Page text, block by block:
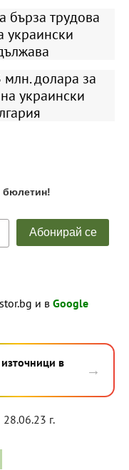
бърза трудова
украински
долара за
украински
и в Google
в
→
г.